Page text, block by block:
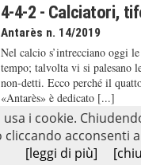
4-4-2 - Calciatori,
Antarès n. 14/2019
Nel calcio s’intrecciano oggi
tempo; talvolta vi si palesano
non-detti. Ecco perché il
«Antarès» è dedicato [...]
Nicolas Winding
i cookie.
acconsenti
[leggi di più]